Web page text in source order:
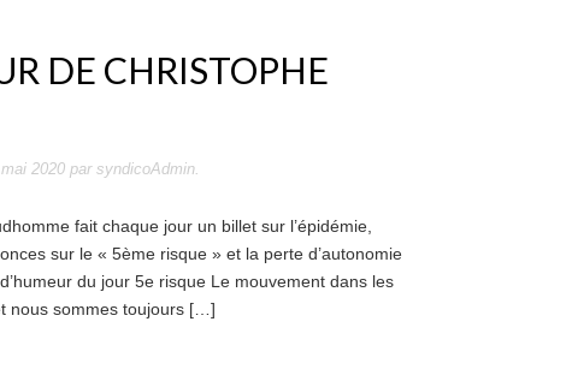
DE CHRISTOPHE
2020 par syndicoAdmin.
fait chaque jour un billet sur l’épidémie,
sur le « 5ème risque » et la perte d’autonomie
du jour 5e risque Le mouvement dans les
nous sommes toujours […]